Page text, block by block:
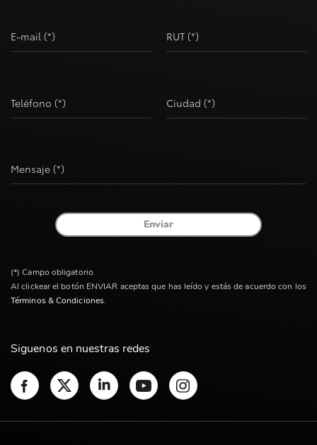
Siguenos en nuestras redes
E-mail (*) RUT (*)
Teléfono (*) Ciudad (*)
Mensaje (*)
Enviar
(*) Campo obligatorio.
Al clickear el botón ENVIAR aceptas que has leído y estás de acuerdo con los
Términos & Condiciones.